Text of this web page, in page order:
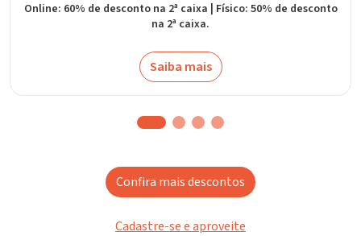
Online: 60% de desconto na 2ª caixa | Físico: 50% de desconto
na 2ª caixa.
Saiba mais
Confira mais descontos
Cadastre-se e aproveite